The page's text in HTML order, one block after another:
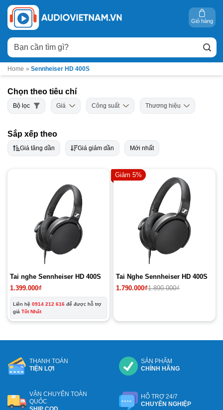
Bỏ
qua
nội
dung
Tìm
kiếm:
Giỏ hàng
Home » Sennheiser HD 400S
Chọn theo tiêu chí
Bộ lọc Giá Công suất Thương hiệu
Sắp xếp theo
Giá tăng dần Giá giảm dần Mới nhất
Tai nghe Sennheiser HD 400S
1.399.000₫
Liên hệ 0914 212 616 để được hỗ trợ
giá Tốt Nhất
Giảm 5%
Tai Nghe Sennheiser HD 400S
1.890.000₫
Giá
1.790.000₫
Giá
THANH TOÁN
TIỆN LỢI
SẢN PHẨM
CHÍNH HÃNG
VẬN CHUYỂN TOÀN
QUỐC
HỖ TRỢ 24/7
CHUYÊN NGHIỆP